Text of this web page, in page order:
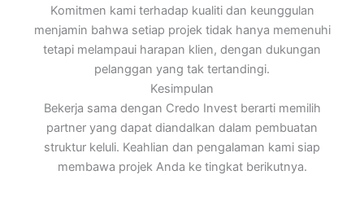
Komitmen kami terhadap kualiti dan keunggulan
menjamin bahwa setiap projek tidak hanya memenuhi
tetapi melampaui harapan klien, dengan dukungan
pelanggan yang tak tertandingi.
Kesimpulan
Bekerja sama dengan Credo Invest berarti memilih
partner yang dapat diandalkan dalam pembuatan
struktur keluli. Keahlian dan pengalaman kami siap
membawa projek Anda ke tingkat berikutnya.